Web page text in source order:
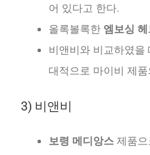
어 있다고 한다.
올록볼록한 엠보싱
비앤비와 비교하였을
대적으로 마이비 제
3) 비앤비
보령 메디앙스 제품으